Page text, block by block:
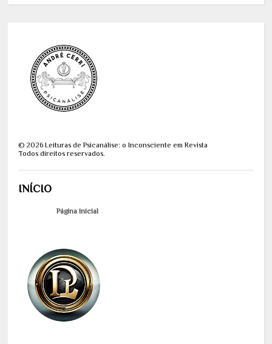
©2026 Leituras de Psicanálise: o Inconsciente em Revista
Todos direitos reservados.
INÍCIO
Página inicial